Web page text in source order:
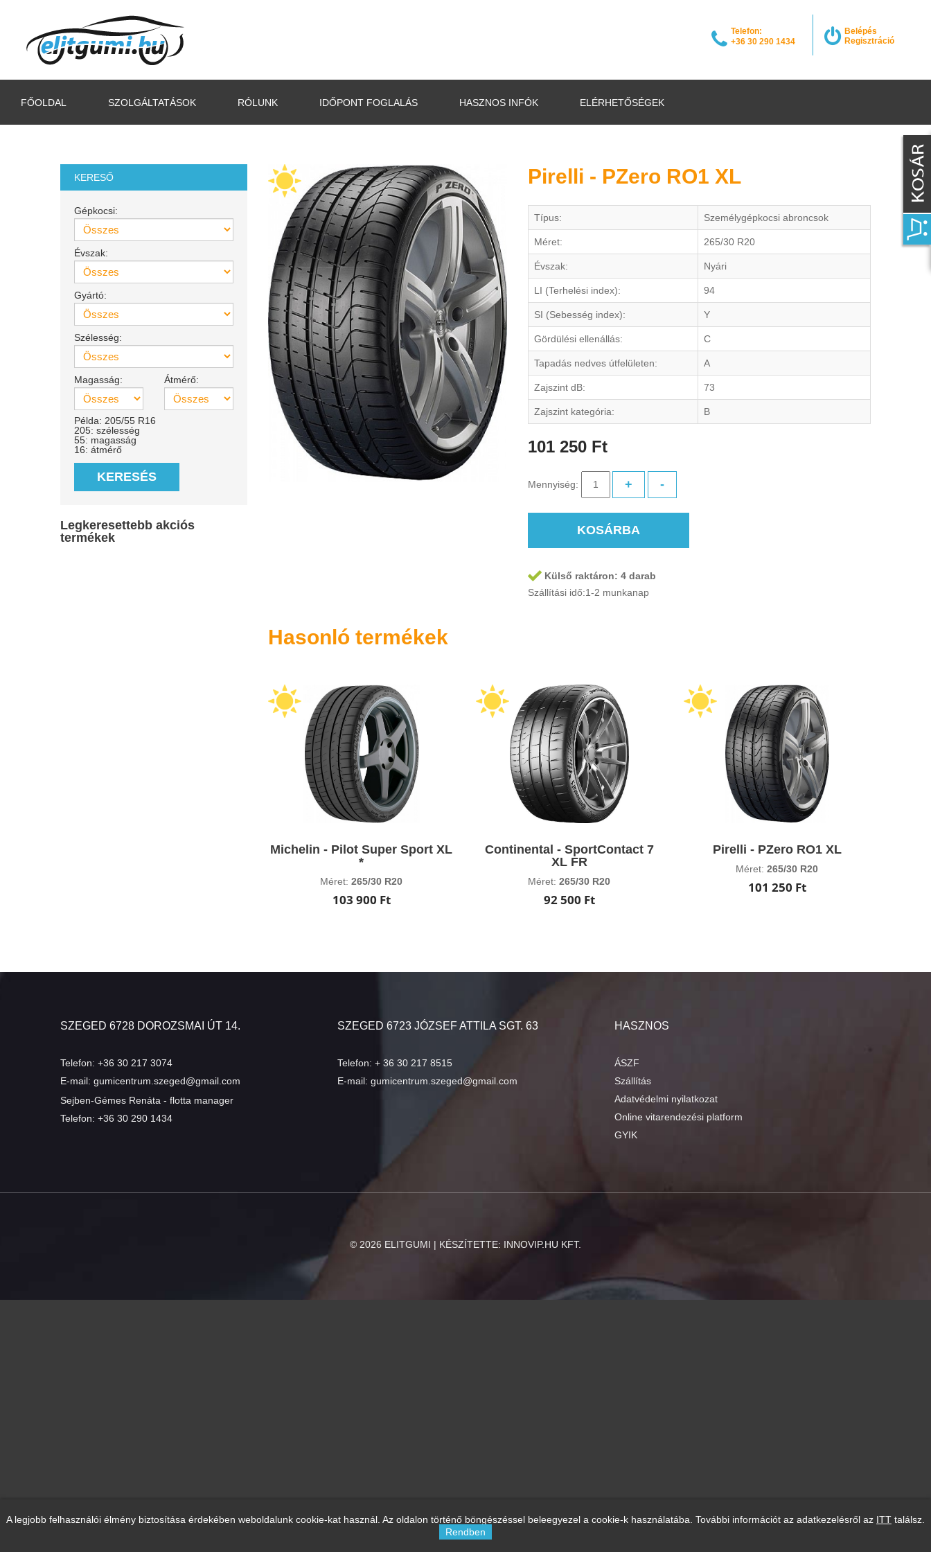
Belépés
Regisztráció
Telefon:
+36 30 290 1434
FŐOLDAL SZOLGÁLTATÁSOK RÓLUNK IDŐPONT FOGLALÁS HASZNOS INFÓK ELÉRHETŐSÉGEK
KERESŐ
Gépkocsi:
Évszak:
Gyártó:
Szélesség:
Magasság: Átmérő:
Példa: 205/55 R16
205: szélesség
55: magasság
16: átmérő
KERESÉS
Legkeresettebb akciós
termékek
Pirelli - PZero RO1 XL
Típus: Személygépkocsi abroncsok
Méret: 265/30 R20
Évszak: Nyári
LI (Terhelési index): 94
SI (Sebesség index): Y
Gördülési ellenállás: C
Tapadás nedves útfelületen: A
Zajszint dB: 73
Zajszint kategória: B
101 250 Ft
Mennyiség: + -
KOSÁRBA
Külső raktáron: 4 darab
Szállítási idő:1-2 munkanap
Hasonló termékek
Michelin - Pilot Super Sport XL
*
Méret:265/30 R20
103 900 Ft
Continental - SportContact 7
XL FR
Méret:265/30 R20
92 500 Ft
Pirelli - PZero RO1 XL
Méret:265/30 R20
101 250 Ft
SZEGED 6728 DOROZSMAI ÚT 14.
Telefon: +36 30 217 3074
E-mail: gumicentrum.szeged@gmail.com
Sejben-Gémes Renáta - flotta manager
Telefon: +36 30 290 1434
SZEGED 6723 JÓZSEF ATTILA SGT. 63
Telefon: + 36 30 217 8515
E-mail: gumicentrum.szeged@gmail.com
HASZNOS
ÁSZF
Szállítás
Adatvédelmi nyilatkozat
Online vitarendezési platform
GYIK
© 2026 ELITGUMI | KÉSZÍTETTE: INNOVIP.HU KFT.
A legjobb felhasználói élmény biztosítása érdekében weboldalunk cookie-kat használ. Az oldalon történő böngészéssel beleegyezel a cookie-k használatába. További információt az adatkezelésről az ITT találsz.
Rendben